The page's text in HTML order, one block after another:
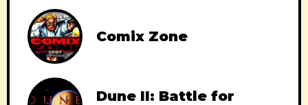
Comix Zone
Dune II: Battle for